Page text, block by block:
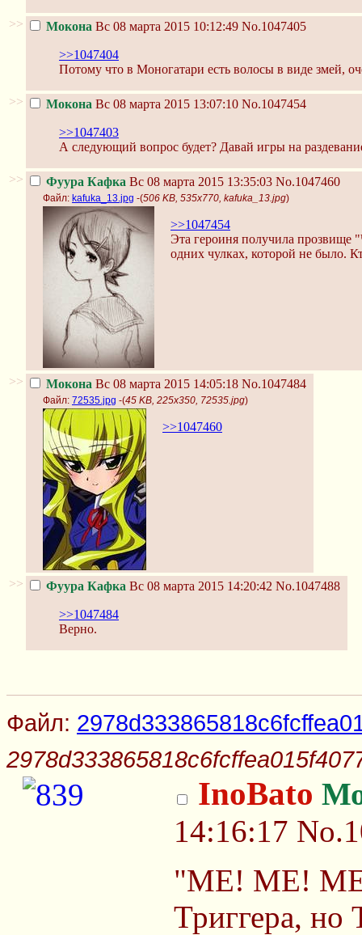
>> Мокона Вс 08 марта 2015 10:12:49 No.1047405
>>1047404
Потому что в Моногатари есть волосы в виде змей,
>> Мокона Вс 08 марта 2015 13:07:10 No.1047454
>>1047403
А следующий вопрос будет? Давай игры на
>> Фуура Кафка Вс 08 марта 2015 13:35:03 No.1047460
Файл: kafuka_13.jpg -(506 KB, 535x770, kafuka_13.jpg)
>>1047454
Эта героиня получила прозвище
одних чулках, которой не было.
>> Мокона Вс 08 марта 2015 14:05:18 No.1047484
Файл: 72535.jpg -(45 KB, 225x350, 72535.jpg)
>>1047460
>> Фуура Кафка Вс 08 марта 2015 14:20:42 No.1047488
>>1047484
Верно.
Файл:
InoBato
14:16:17
"МЕ! МЕ! МЕ"
Триггера, но